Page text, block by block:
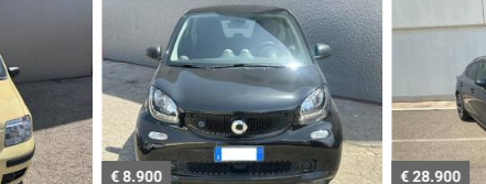
€ 8.900 € 28.900